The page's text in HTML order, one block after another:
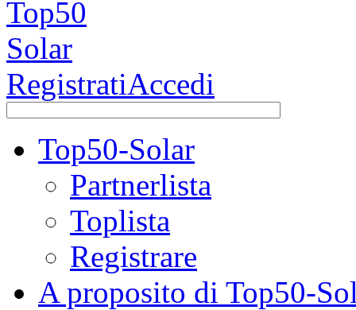
RegistratiAccedi
Top50-Solar
Partnerlista
Toplista
Registrare
A proposito di Top50-